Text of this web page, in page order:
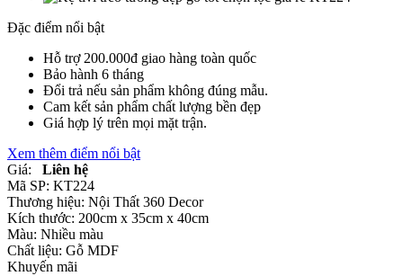
Đặc điểm nổi bật
Hỗ trợ 200.000đ giao hàng toàn quốc
Bảo hành 6 tháng
Đổi trả nếu sản phẩm không đúng mẫu.
Cam kết sản phẩm chất lượng bền đẹp
Giá hợp lý trên mọi mặt trận.
Xem thêm điểm nổi bật
Giá:
Liên hệ
Mã SP: KT224
Thương hiệu: Nội Thất 360 Decor
Kích thước: 200cm x 35cm x 40cm
Màu: Nhiều màu
Chất liệu: Gỗ MDF
Khuyến mãi